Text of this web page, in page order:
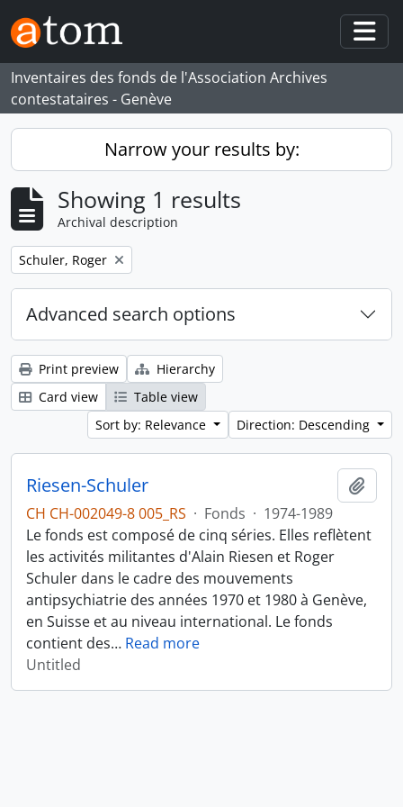
Skip to main content
Inventaires des fonds de l'Association Archives
contestataires - Genève
Narrow your results by:
Showing 1 results
Archival description
Remove filter:
Schuler, Roger
Advanced search options
Print preview
Hierarchy
Card view
Table view
Sort by: Relevance
Direction: Descending
Riesen-Schuler
CH CH-002049-8 005_RS · Fonds · 1974-1989
Le fonds est composé de cinq séries. Elles reflètent
les activités militantes d'Alain Riesen et Roger
Schuler dans le cadre des mouvements
antipsychiatrie des années 1970 et 1980 à Genève,
en Suisse et au niveau international. Le fonds
contient des… Read more
Untitled